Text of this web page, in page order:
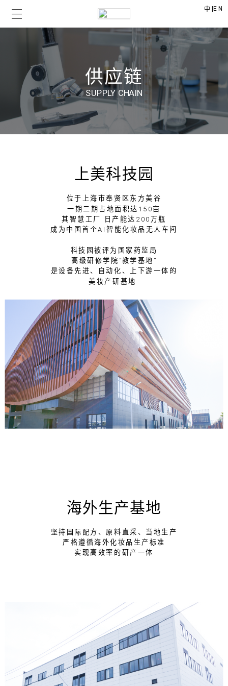
中 |EN
供应链
SUPPLY CHAIN
上美科技园
位于上海市奉贤区东方美谷
一期二期占地面积达150亩
其智慧工厂 日产能达200万瓶
成为中国首个AI智能化妆品无人车间
科技园被评为国家药监局
高级研修学院“教学基地”
是设备先进、自动化、上下游一体的
美妆产研基地
海外生产基地
坚持国际配方、原料直采、当地生产
严格遵循海外化妆品生产标准
实现高效率的研产一体